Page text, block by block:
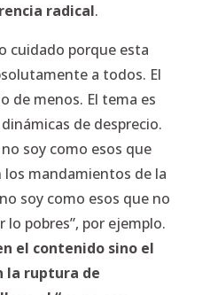
radical.
cuidado porque esta
a todos. El
de menos. El tema es
de desprecio.
soy como esos que
los mandamientos de la
soy como esos que no
pobres”, por ejemplo.
el contenido sino el
la ruptura de